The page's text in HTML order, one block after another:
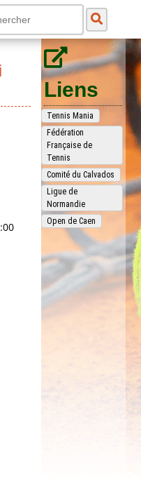
Liens
Tennis Mania
Fédération
Française de
Tennis
Comité du Calvados
Ligue de
Normandie
Open de Caen